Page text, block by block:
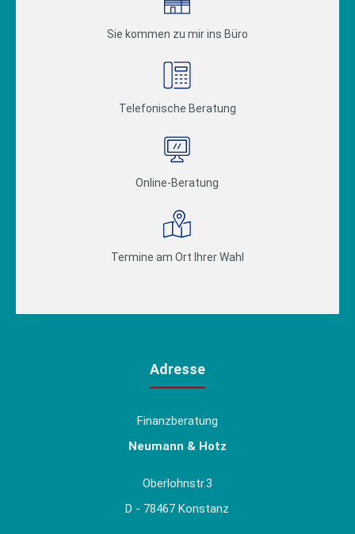
Sie kommen zu mir ins Büro
Telefonische Beratung
Online-Beratung
Termine am Ort Ihrer Wahl
Adresse
Finanzberatung
Neumann & Hotz
Oberlohnstr.3
D - 78467 Konstanz